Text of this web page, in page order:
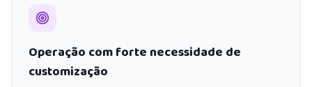
Operação com forte necessidade de
customização